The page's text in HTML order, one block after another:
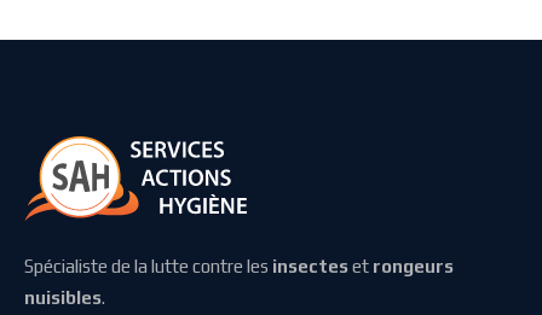
Spécialiste de la lutte contre les insecteset rongeurs
nuisibles.